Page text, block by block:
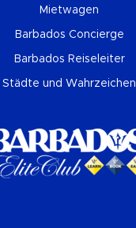
Mietwagen
Barbados Concierge
Barbados Reiseleiter
Städte und Wahrzeichen